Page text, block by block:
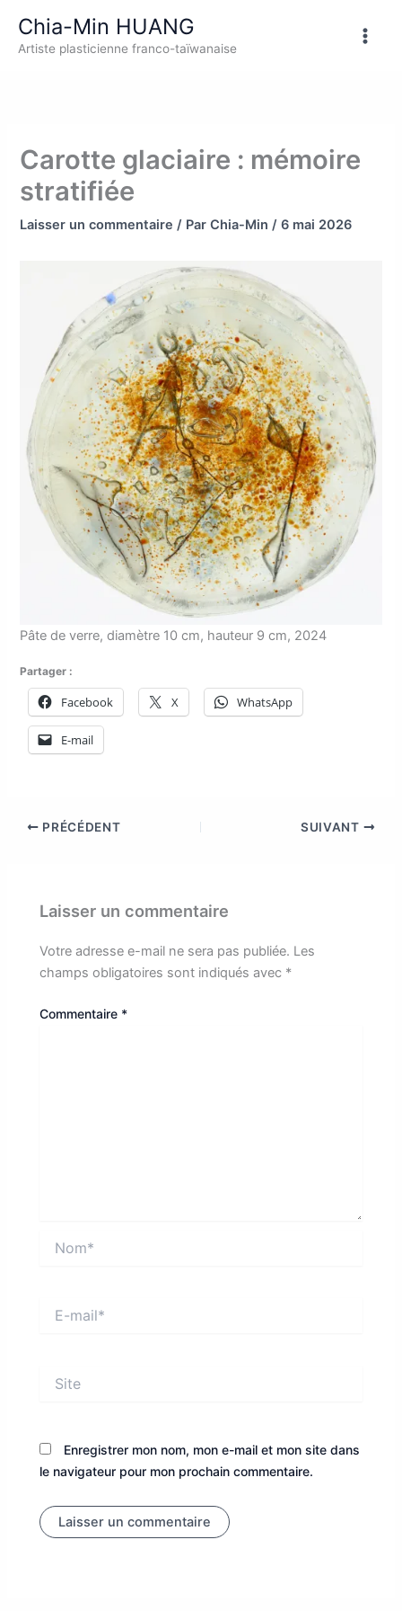
contenu
Chia-Min HUANG
Artiste plasticienne franco-taïwanaise
Carotte glaciaire : mémoire
stratifiée
Laisser un commentaire / ParChia-Min/6 mai 2026
Pâte de verre, diamètre 10 cm, hauteur 9 cm, 2024
Partager :
Facebook X WhatsApp
E-mail
PRÉCÉDENT SUIVANT
Laisser un commentaire
Votre adresse e-mail ne sera pas publiée. Les
champs obligatoires sont indiqués avec *
Commentaire *
mail*
Enregistrer mon nom, mon e-mail et mon site dans
le navigateur pour mon prochain commentaire.